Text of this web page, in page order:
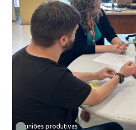
Reuniões produtivas